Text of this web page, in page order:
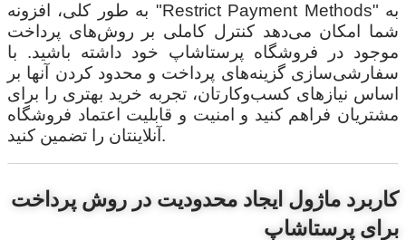
به طور کلی، افزونه "Restrict Payment Methods" به
شما امکان می‌دهد کنترل کاملی بر روش‌های پرداخت
موجود در فروشگاه پرستاشاپ خود داشته باشید. با
سفارشی‌سازی گزینه‌های پرداخت و محدود کردن آنها بر
اساس نیازهای کسب‌وکارتان، تجربه خرید بهتری را برای
مشتریان فراهم کنید و امنیت و قابلیت اعتماد فروشگاه
آنلاینتان را تضمین کنید.
کاربرد ماژول ایجاد محدودیت در روش پرداخت
برای پرستاشاپ